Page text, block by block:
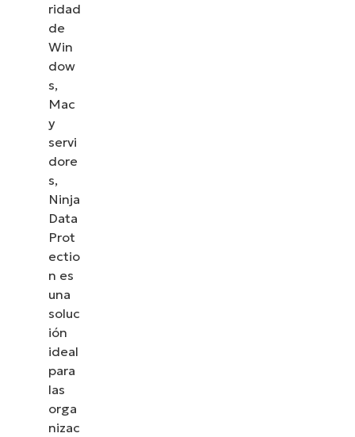
ridad
de
Win
dow
s,
Mac
y
servi
dore
s,
Ninja
Data
Prot
ectio
n es
una
soluc
ión
ideal
para
las
orga
nizac